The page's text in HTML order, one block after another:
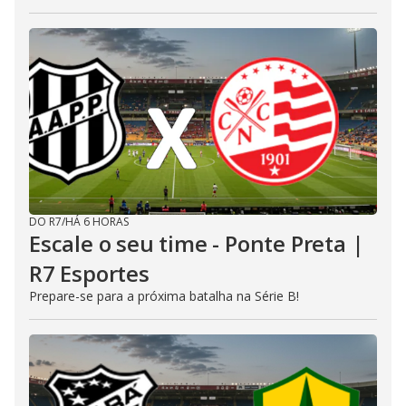
DO R7/HÁ 6 HORAS
Escale o seu time - Ponte Preta |
R7 Esportes
Prepare-se para a próxima batalha na Série B!